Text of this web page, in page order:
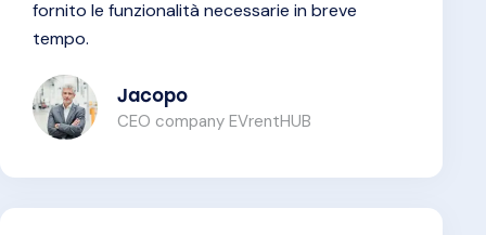
fornito le funzionalità necessarie in breve
tempo.
Jacopo
CEO company EVrentHUB